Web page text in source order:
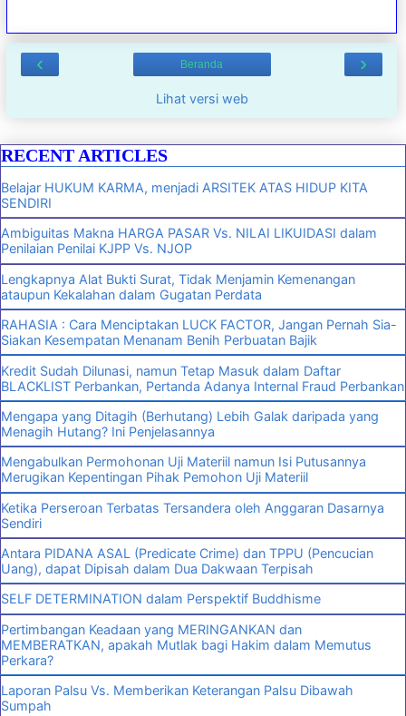
‹ ›
Beranda
Lihat versi web
RECENT ARTICLES
Belajar HUKUM KARMA, menjadi ARSITEK ATAS HIDUP KITA
SENDIRI
Ambiguitas Makna HARGA PASAR Vs. NILAI LIKUIDASI dalam
Penilaian Penilai KJPP Vs. NJOP
Lengkapnya Alat Bukti Surat, Tidak Menjamin Kemenangan
ataupun Kekalahan dalam Gugatan Perdata
RAHASIA : Cara Menciptakan LUCK FACTOR, Jangan Pernah Sia-
Siakan Kesempatan Menanam Benih Perbuatan Bajik
Kredit Sudah Dilunasi, namun Tetap Masuk dalam Daftar
BLACKLIST Perbankan, Pertanda Adanya Internal Fraud Perbankan
Mengapa yang Ditagih (Berhutang) Lebih Galak daripada yang
Menagih Hutang? Ini Penjelasannya
Mengabulkan Permohonan Uji Materiil namun Isi Putusannya
Merugikan Kepentingan Pihak Pemohon Uji Materiil
Ketika Perseroan Terbatas Tersandera oleh Anggaran Dasarnya
Sendiri
Antara PIDANA ASAL (Predicate Crime) dan TPPU (Pencucian
Uang), dapat Dipisah dalam Dua Dakwaan Terpisah
SELF DETERMINATION dalam Perspektif Buddhisme
Pertimbangan Keadaan yang MERINGANKAN dan
MEMBERATKAN, apakah Mutlak bagi Hakim dalam Memutus
Perkara?
Laporan Palsu Vs. Memberikan Keterangan Palsu Dibawah
Sumpah